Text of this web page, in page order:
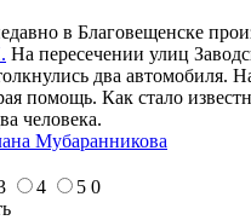
в Благовещенске
На пересечении улиц
два автомобиля.
помощь. Как стало
человека.
Мубаранникова
4 5 0